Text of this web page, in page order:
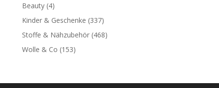
Beauty (4)
Kinder & Geschenke (337)
Stoffe & Nähzubehör (468)
Wolle & Co (153)